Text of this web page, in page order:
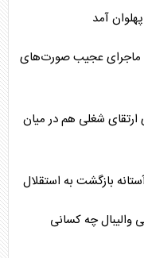
آمد
ماجرای عجیب صورت‌های
ارتقای شغلی هم در میان
بازگشت به استقلال
نهایی تیم ملی والیبال چه کسانی